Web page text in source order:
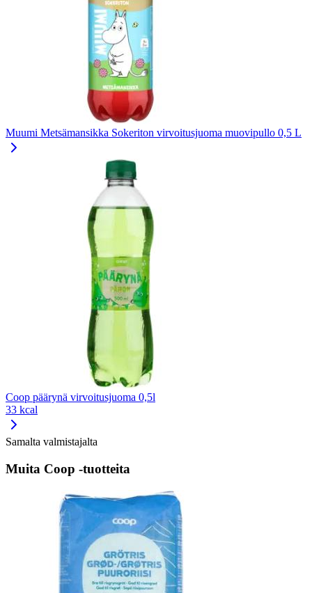
Muumi Metsämansikka Sokeriton virvoitusjuoma muovipullo 0,5 L
Coop päärynä virvoitusjuoma 0,5l
33 kcal
Samalta valmistajalta
Muita Coop -tuotteita